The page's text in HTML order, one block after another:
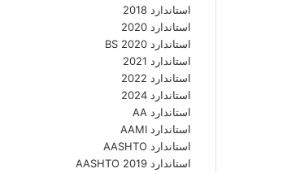
استاندارد 2018
استاندارد 2020
استاندارد 2020 BS
استاندارد 2021
استاندارد 2022
استاندارد 2024
استاندارد AA
استاندارد AAMI
استاندارد AASHTO
استاندارد AASHTO 2019